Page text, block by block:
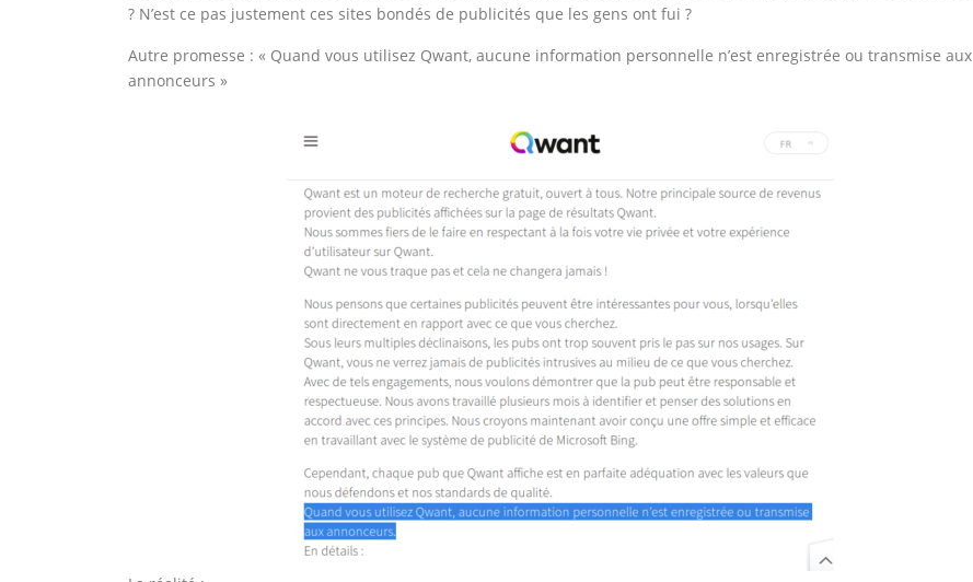
? N’est ce pas justement ces sites bondés de publicités que les gens ont fui ?
Autre promesse : « Quand vous utilisez Qwant, aucune information personnelle n’est enregistrée ou transmise aux
annonceurs »